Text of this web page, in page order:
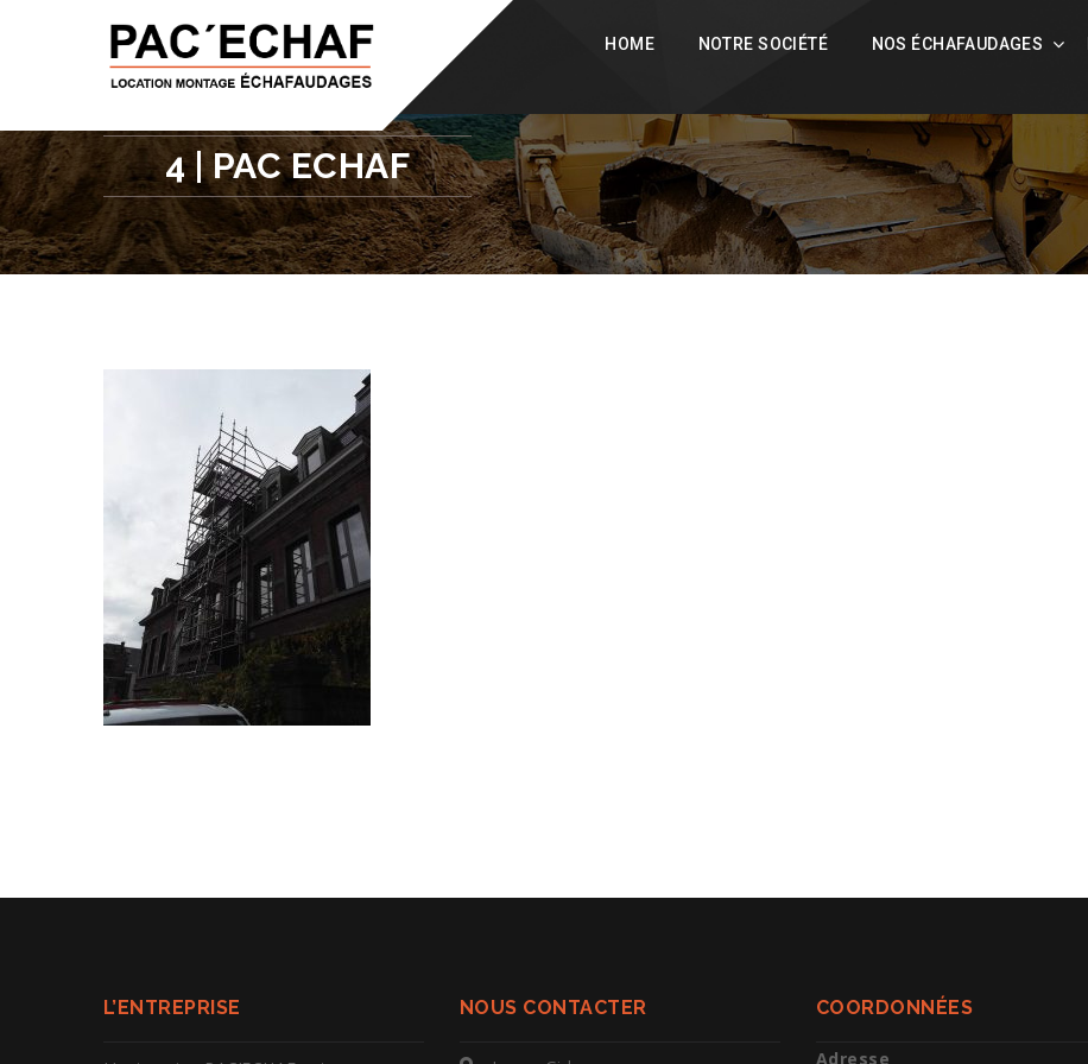
info@pacechaf.be 0475/41.59.71
HOME NOTRE SOCIÉTÉ NOS ÉCHAFAUDAGES
4 | PAC ECHAF
L’ENTREPRISE NOUS CONTACTER COORDONNÉES
Adresse